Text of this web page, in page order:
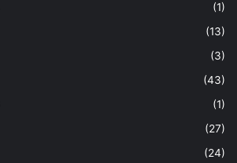
(1)
(13)
(3)
(43)
(1)
(27)
(24)